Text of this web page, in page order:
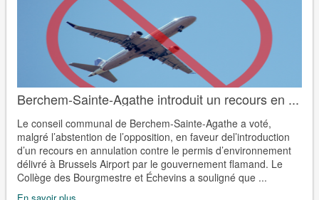
Berchem-Sainte-Agathe introduit un recours en ...
Le conseil communal de Berchem-Sainte-Agathe a voté,
malgré l’abstention de l’opposition, en faveur del’introduction
d’un recours en annulation contre le permis d’environnement
délivré à Brussels Airport par le gouvernement flamand. Le
Collège des Bourgmestre et Échevins a souligné que ...
En savoir plus